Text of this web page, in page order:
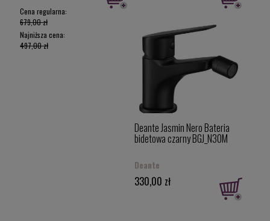
Cena regularna:
679,00 zł
Najniższa cena:
497,00 zł
Deante Jasmin Nero Bateria
bidetowa czarny BGJ_N30M
Deante
330,00 zł